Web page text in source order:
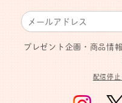
プレゼント企画・商品情
配信停